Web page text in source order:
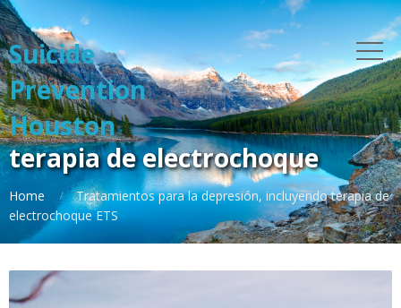
Suicide
Prevention
Houston
terapia de electrochoque
Home
Tratamientos para la depresión, incluyendo terapia de
electrochoque ETS